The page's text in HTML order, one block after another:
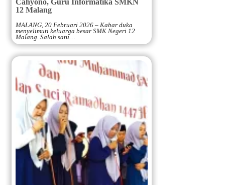
12 Malang
MALANG, 20 Februari 2026 – Kabar duka
menyelimuti keluarga besar SMK Negeri 12
Malang. Salah satu…